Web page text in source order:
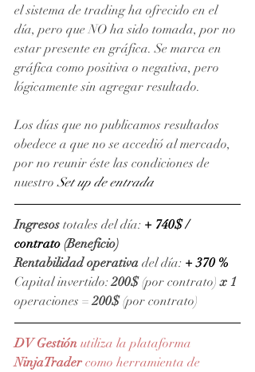
el sistema de trading ha ofrecido en el
día, pero que NO ha sido tomada, por no
estar presente en gráfica. Se marca en
gráfica como positiva o negativa, pero
lógicamente sin agregar resultado.
Los días que no publicamos resultados
obedece a que no se accedió al mercado,
por no reunir éste las condiciones de
nuestro Set up de entrada
Ingresos totales del día: + 740$ /
contrato (Beneficio)
Rentabilidad operativa del día: + 370 %
Capital invertido: 200$ (por contrato) x 1
operaciones = 200$ (por contrato)
DV Gestión utiliza la plataforma
NinjaTrader como herramienta de